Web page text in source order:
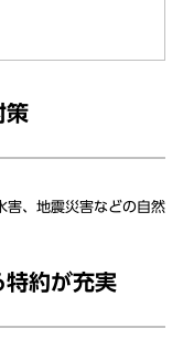
策
害、地震災害などの自然
特約が充実